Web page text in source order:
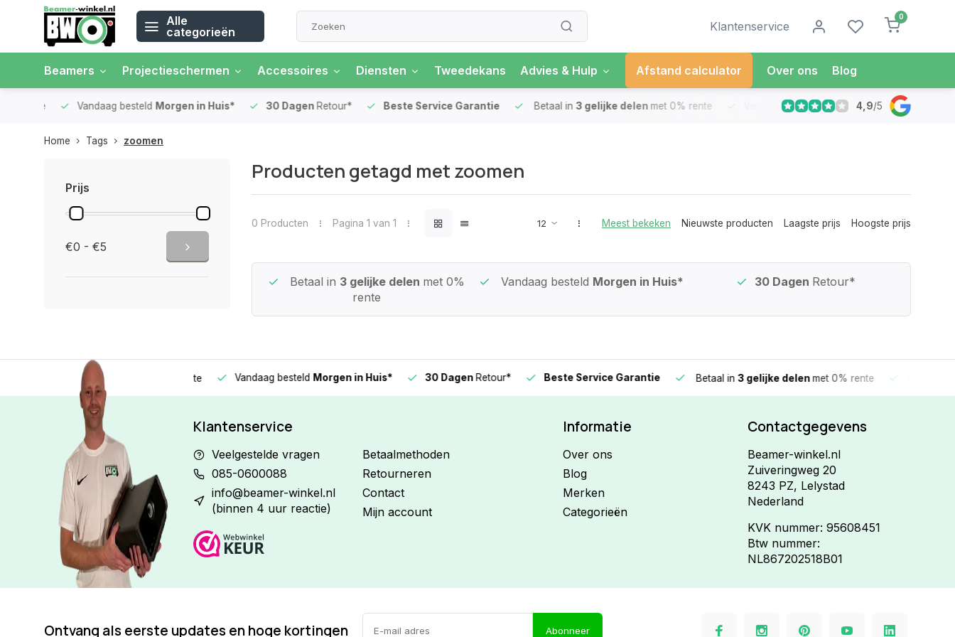
Alle
categorieën
Klantenservice
0
Beamers Projectieschermen Accessoires Diensten Tweedekans Advies & Hulp Afstand calculator Over ons Blog
Vandaag besteldMorgen in Huis* 30 DagenRetour* Beste Service Garantie Betaal in 3 gelijke delen met 0% rente Vandaag besteldMorgen in Huis*
4,9/5
Home Tags zoomen
Prijs
€0 - €5
Producten getagd met zoomen
0 Producten Pagina 1 van 1 Meest bekeken Nieuwste producten Laagste prijs Hoogste prijs
Beste Service Garantie Betaal in 3 gelijke delen met 0%
rente
Vandaag besteld Morgen in Huis* 30 Dagen Retour*
3 gelijke delen Vandaag besteldMorgen in Huis* 30 DagenRetour* Beste Service Garantie Betaal in3 gelijke delenmet 0% rente Vandaag
Klantenservice
Veelgestelde vragen
085-0600088
info@beamer-winkel.nl
(binnen 4 uur reactie)
Betaalmethoden
Retourneren
Contact
Mijn account
Informatie
Over ons
Blog
Merken
Categorieën
Contactgegevens
Beamer-winkel.nl
Zuiveringweg 20
8243 PZ, Lelystad
Nederland
KVK nummer: 95608451
Btw nummer:
NL867202518B01
Ontvang als eerste updates en hoge kortingen Abonneer